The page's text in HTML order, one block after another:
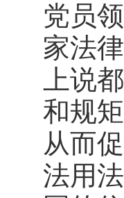
党员
家法
上说
和规
从而
法用